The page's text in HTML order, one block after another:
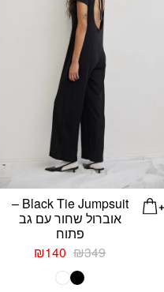
Black Tie Jumpsuit –
אוברול שחור עם גב
פתוח
₪349
המחיר
המקורי
היה:
₪140
המחיר